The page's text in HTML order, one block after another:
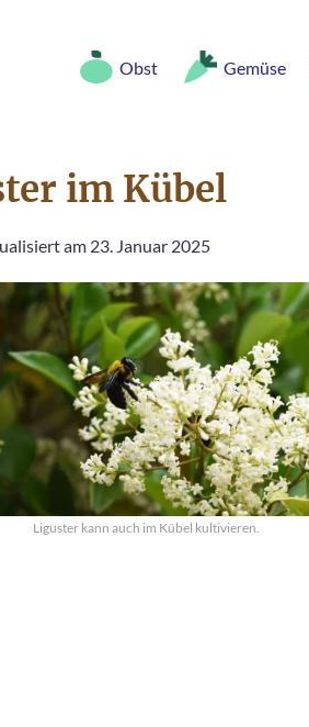
Obst Gemüse
im Kübel
am 23. Januar 2025
Liguster kann auch im Kübel kultivieren.